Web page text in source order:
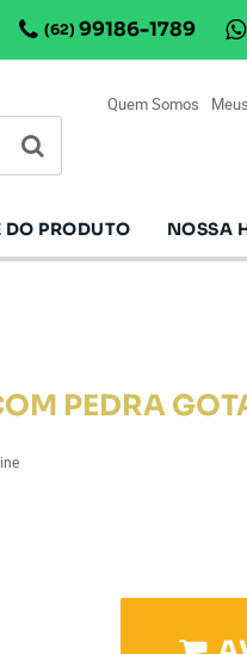
(62) 99186-1789
Quem Somos
PRODUTO NOSSA
PEDRA